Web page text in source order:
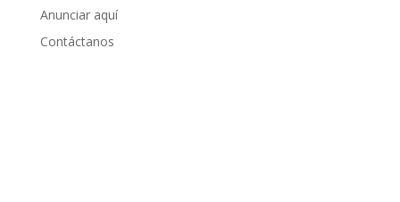
Anunciar aquí
Contáctanos